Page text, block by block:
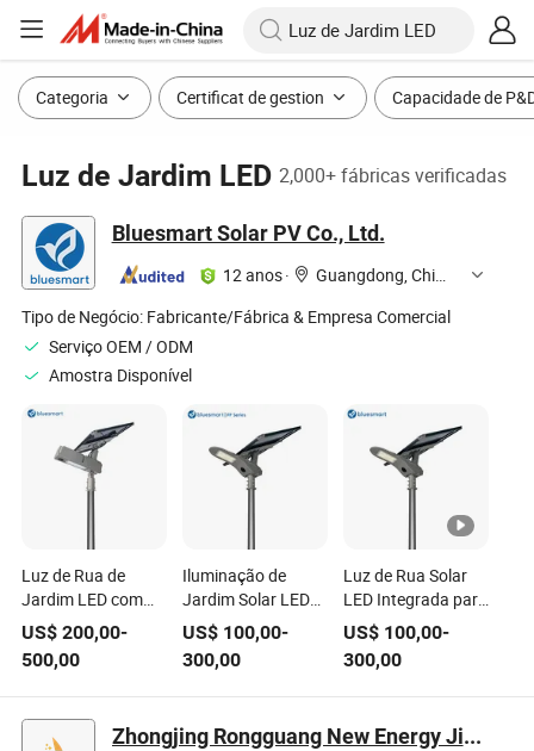
Categoria Certificat de gestion Capacidade de
Luz de Jardim LED 2,000+ fábricas verificadas
Bluesmart Solar PV Co., Ltd.
12 anos·
Guangdong, China
Tipo de Negócio: Fabricante/Fábrica & Empresa Comercial
Serviço OEM / ODM
Amostra Disponível
Luz de Rua de
Jardim LED com
Sensor de
Movimento Solar
ao Ar Livre
Bluesmart 60W
US$200,00-
500,00
Iluminação de
Jardim Solar LED
Economizadora de
Energia Tudo em
Um 10W 20W 30W
40W
US$ 100,00-
300,00
Luz de Rua Solar
LED Integrada para
Jardim ao Ar Livre
com Sensor de
Movimento para
Estrada de Vila e
US$ 100,00-
300,00
Zhongjing Rongguang New Energy Jiangsu Co., Ltd.